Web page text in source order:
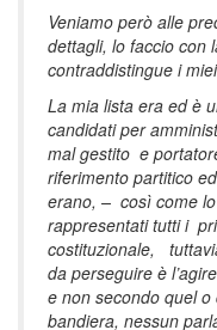
Veniamo però alle
dettagli, lo faccio con
contraddistingue i
La mia lista era ed è
candidati per
mal gestito e
riferimento partitico
erano, – così come
rappresentati tutti i
costituzionale,
da perseguire è
e non secondo quel o
bandiera, nessun